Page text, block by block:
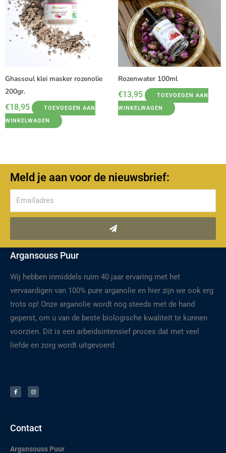
Ghassoul klei masker rozenolie
200gr.
€18,95
TOEVOEGEN AAN
WINKELWAGEN
Rozenwater 100ml
€13,95
TOEVOEGEN AAN
WINKELWAGEN
Meld je aan voor de nieuwsbrief:
Verzenden
Argansouss Puur
Wij hebben inmiddels ruim 40 jaar ervaring met het
vervaardigen van 100% pure arganolie en hier zijn we ook erg
trots op! Onze arganolie wordt nog steeds met de hand
geperst, om u van de beste biologische kwaliteit te kunnen
voorzien. Dit is een arbeidsintensief proces dat met veel
liefde en zorg wordt uitgevoerd.
c
e
b
s
t
a
Contact
Argansouss Puur